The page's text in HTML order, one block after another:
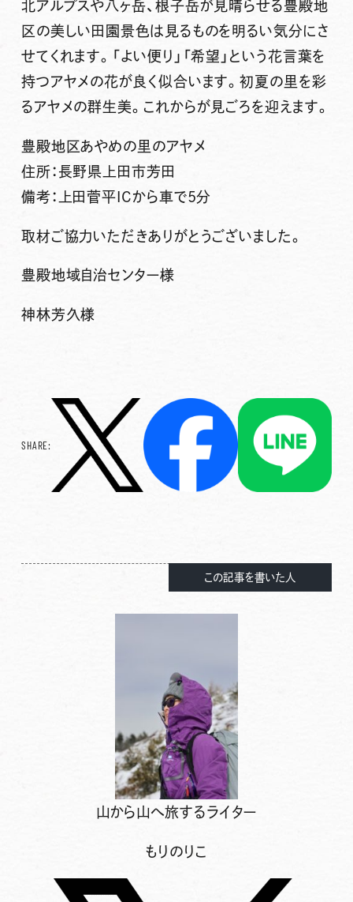
北アルプスや八ヶ岳、根子岳が見晴らせる豊殿地
区の美しい田園景色は見るものを明るい気分にさ
せてくれます。「よい便り」「希望」という花言葉を
持つアヤメの花が良く似合います。初夏の里を彩
るアヤメの群生美。これからが見ごろを迎えます。
豊殿地区あやめの里のアヤメ
住所：長野県上田市芳田
備考：上田菅平ICから車で5分
取材ご協力いただきありがとうございました。
豊殿地域自治センター様
神林芳久様
SHARE:
この記事を書いた人
山から山へ旅するライター
もりのりこ